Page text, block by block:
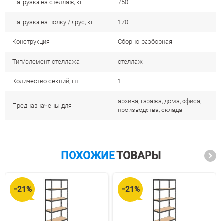
Нагрузка на стеллаж, кг 750
Нагрузка на полку / ярус, кг 170
Конструкция Сборно-разборная
Тип/элемент стеллажа стеллаж
Количество секций, шт 1
Предназначены для
архива, гаража, дома, офиса,
производства, склада
ПОХОЖИЕТОВАРЫ
−21% −21%